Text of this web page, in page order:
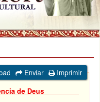
Enviar
Imprimir
de Deus